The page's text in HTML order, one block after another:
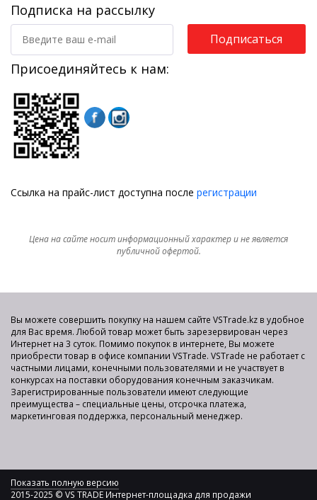
Подписка на рассылку
Подписаться
Присоединяйтесь к нам:
Ссылка на прайс-лист доступна после регистрации
Цена на сайте носит информационный характер и не является
публичной офертой.
Вы можете совершить покупку на нашем сайте VSTrade.kz в удобное
для Вас время. Любой товар может быть зарезервирован через
Интернет на 3 суток. Помимо покупок в интернете, Вы можете
приобрести товар в офисе компании VSTrade. VSTrade не работает с
частными лицами, конечными пользователями и не участвует в
конкурсах на поставки оборудования конечным заказчикам.
Зарегистрированные пользователи имеют следующие
преимущества – специальные цены, отсрочка платежа,
маркетинговая поддержка, персональный менеджер.
Показать полную версию
2015-2025 © VS TRADE Интернет-площадка для продажи